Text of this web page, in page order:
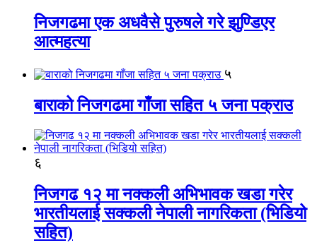
निजगढमा एक अधवैसे पुरुषले गरे झुण्डिएर
आत्महत्या
५
बाराको निजगढमा गाँजा सहित ५ जना पक्राउ
६
निजगढ १२ मा नक्कली अभिभावक खडा गरेर
भारतीयलाई सक्कली नेपाली नागरिकता (भिडियो
सहित)